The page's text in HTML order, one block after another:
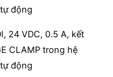
động
24 VDC, 0.5 A, kết
CLAMP trong hệ
động